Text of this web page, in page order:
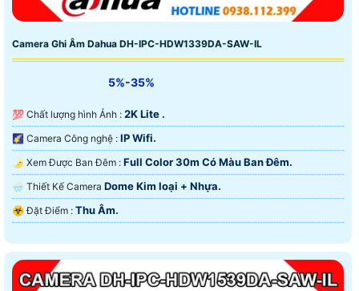
Camera Ghi Âm Dahua DH-IPC-HDW1339DA-SAW-IL
5%-35%
💯 Chất lượng hình Ảnh : 2K Lite .
🌠 Camera Công nghệ : IP Wifi.
🌛 Xem Được Ban Đêm : Full Color 30m Có Màu Ban Ðêm.
🌧️ Thiết Kế Camera Dome Kim loại + Nhựa.
️☣️ Đặt Điểm : Thu Âm.